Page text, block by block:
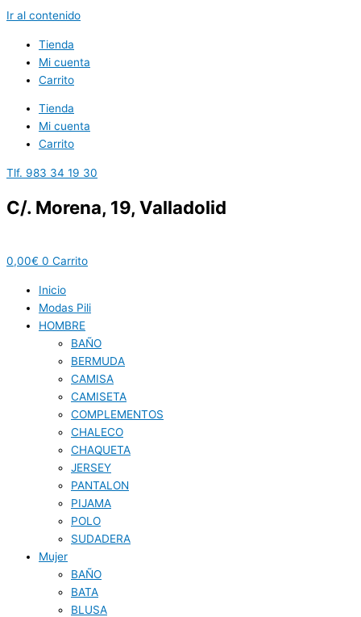
Ir al contenido
Tienda
Mi cuenta
Carrito
Tienda
Mi cuenta
Carrito
Tlf. 983 34 19 30
C/. Morena, 19, Valladolid
0,00€ 0 Carrito
Inicio
Modas Pili
HOMBRE
BAÑO
BERMUDA
CAMISA
CAMISETA
COMPLEMENTOS
CHALECO
CHAQUETA
JERSEY
PANTALON
PIJAMA
POLO
SUDADERA
Mujer
BAÑO
BATA
BLUSA